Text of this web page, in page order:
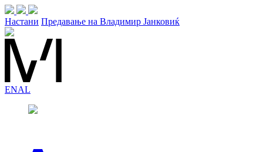
Настани Предавање на Владимир Јанковиќ
ENAL